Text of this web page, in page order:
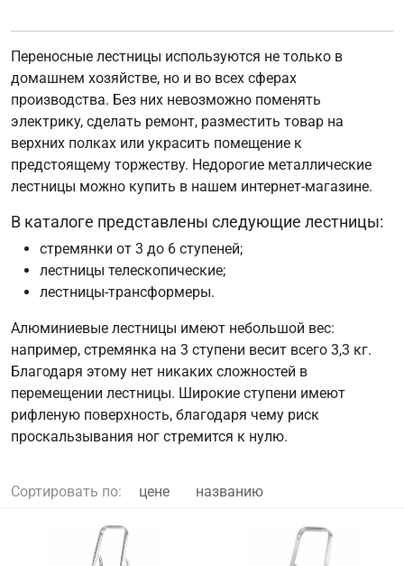
Переносные лестницы используются не только в
домашнем хозяйстве, но и во всех сферах
производства. Без них невозможно поменять
электрику, сделать ремонт, разместить товар на
верхних полках или украсить помещение к
предстоящему торжеству. Недорогие металлические
лестницы можно купить в нашем интернет-магазине.
В каталоге представлены следующие лестницы:
стремянки от 3 до 6 ступеней;
лестницы телескопические;
лестницы-трансформеры.
Алюминиевые лестницы имеют небольшой вес:
например, стремянка на 3 ступени весит всего 3,3 кг.
Благодаря этому нет никаких сложностей в
перемещении лестницы. Широкие ступени имеют
рифленую поверхность, благодаря чему риск
проскальзывания ног стремится к нулю.
Сортировать по: цене названию